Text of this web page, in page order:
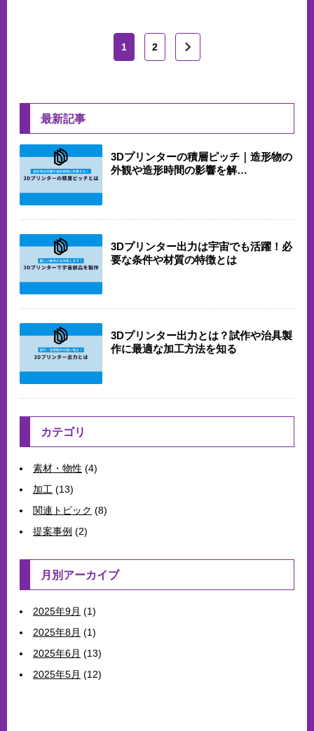
1 2
最新記事
3Dプリンターの積層ピッチ｜造形物の
外観や造形時間の影響を解…
3Dプリンター出力は宇宙でも活躍！必
要な条件や材質の特徴とは
3Dプリンター出力とは？試作や治具製
作に最適な加工方法を知る
カテゴリ
素材・物性 (4)
加工 (13)
関連トピック (8)
提案事例 (2)
月別アーカイブ
2025年9月 (1)
2025年8月 (1)
2025年6月 (13)
2025年5月 (12)